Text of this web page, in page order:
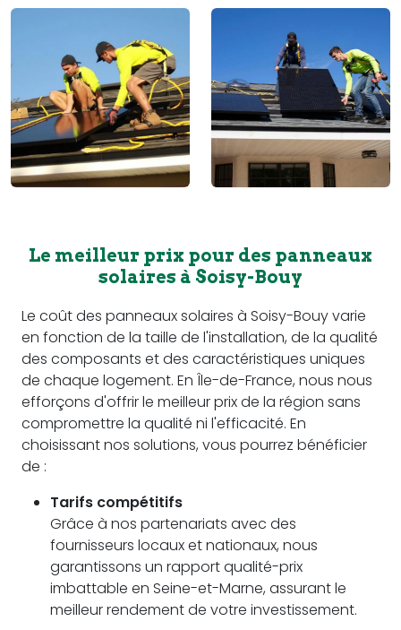
Le meilleur prix pour des panneaux
solaires à Soisy-Bouy
Le coût des panneaux solaires à Soisy-Bouy varie
en fonction de la taille de l'installation, de la qualité
des composants et des caractéristiques uniques
de chaque logement. En Île-de-France, nous nous
efforçons d'offrir le meilleur prix de la région sans
compromettre la qualité ni l'efficacité. En
choisissant nos solutions, vous pourrez bénéficier
de :
Tarifs compétitifs
Grâce à nos partenariats avec des
fournisseurs locaux et nationaux, nous
garantissons un rapport qualité-prix
imbattable en Seine-et-Marne, assurant le
meilleur rendement de votre investissement.